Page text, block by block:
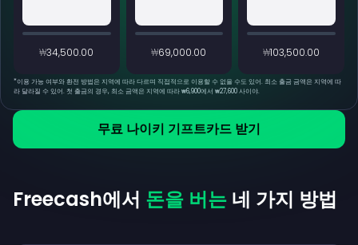
무료 나이키 기프트카드 받기
₩34,500.00 ₩69,000.00 ₩103,500.00
*이용 가능 여부와 환전 방법은 지역에 따라 다르며 직접적으로 이용할 수 없을 수도 있어. 최소 출금 금액은 지역에 따
라 달라질 수 있어. 첫 출금의 경우, 최소 금액은 지역에 따라 ₩6,900에서 ₩27,600 사이야.
Freecash에서 돈을 버는 네 가지 방법